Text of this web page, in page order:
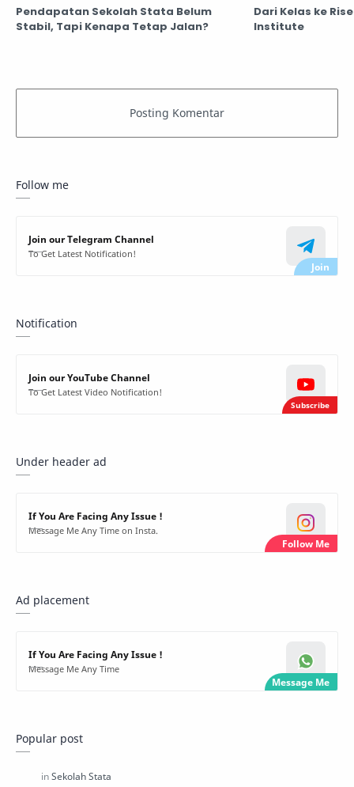
Pendapatan Sekolah Stata Belum
Stabil, Tapi Kenapa Tetap Jalan?
Dari Kelas ke
Institute
Follow me
Join our Telegram Channel
To Get Latest Notification!
Notification
Join our YouTube Channel
To Get Latest Video Notification!
Under header ad
If You Are Facing Any Issue !
Message Me Any Time on Insta.
Ad placement
If You Are Facing Any Issue !
Message Me Any Time
Popular post